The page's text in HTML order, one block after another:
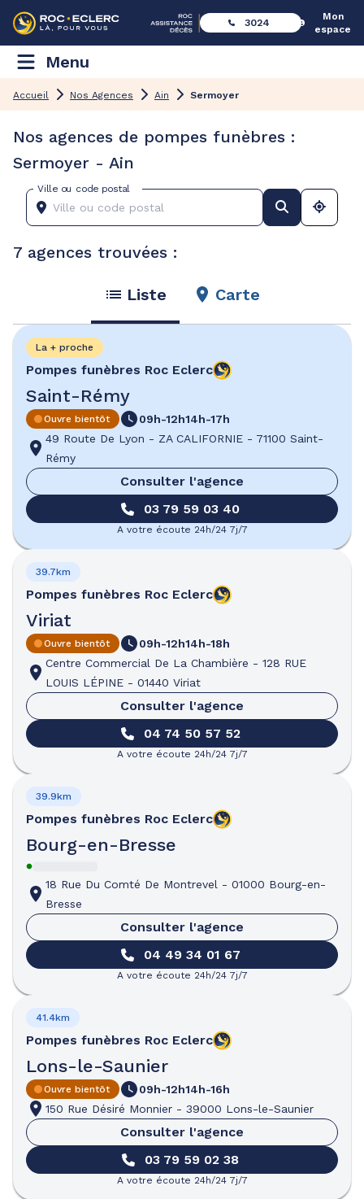
3024
Mon
espace
Menu
Accueil Nos Agences Ain Sermoyer
Nos agences de pompes funèbres :
Sermoyer - Ain
Ville ou code postal
7 agences trouvées :
Liste Carte
Pompes funèbres Roc Eclerc
Saint-Rémy
La + proche
Ouvre bientôt 09h-12h14h-17h
49 Route De Lyon - ZA CALIFORNIE - 71100 Saint-
Rémy
Consulter l'agence
03 79 59 03 40
A votre écoute 24h/24 7j/7
Pompes funèbres Roc Eclerc
Viriat
39.7km
Ouvre bientôt 09h-12h14h-18h
Centre Commercial De La Chambière - 128 RUE
LOUIS LÉPINE - 01440 Viriat
Consulter l'agence
04 74 50 57 52
A votre écoute 24h/24 7j/7
Pompes funèbres Roc Eclerc
Bourg-en-Bresse
39.9km
18 Rue Du Comté De Montrevel - 01000 Bourg-en-
Bresse
Consulter l'agence
04 49 34 01 67
A votre écoute 24h/24 7j/7
Pompes funèbres Roc Eclerc
Lons-le-Saunier
41.4km
Ouvre bientôt 09h-12h14h-16h
150 Rue Désiré Monnier - 39000 Lons-le-Saunier
Consulter l'agence
03 79 59 02 38
A votre écoute 24h/24 7j/7